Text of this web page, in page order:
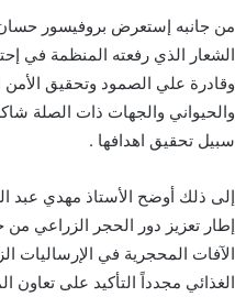
من جانبه إستعرض بروفيسور حسان
الشعار الذي رفعته المنظمة في
وقادرة علي الصمود وتحقيق
والحيواني والجهات ذات الصلة
سبيل تحقيق اهدافها .
إلى ذلك أوضح الأستاذ مهدي عبد
إطار تعزيز دور الحجر الزراعي
الآفات المحجرية في الإرساليات
الغذائي مجدداً التأكيد على تعاون